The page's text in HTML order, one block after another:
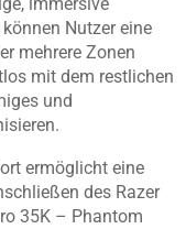
Nutzer eine
mehrere Zonen
mit dem restlichen
und
ermöglicht eine
des Razer
35K – Phantom